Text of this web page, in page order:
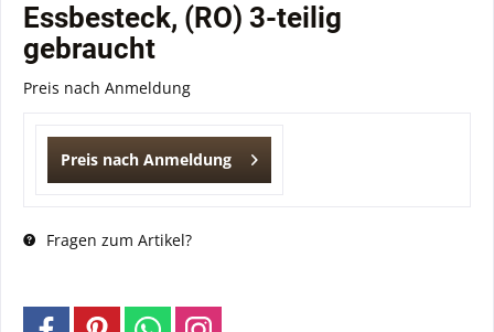
Essbesteck, (RO) 3-teilig
gebraucht
Preis nach Anmeldung
Preis nach Anmeldung
Fragen zum Artikel?